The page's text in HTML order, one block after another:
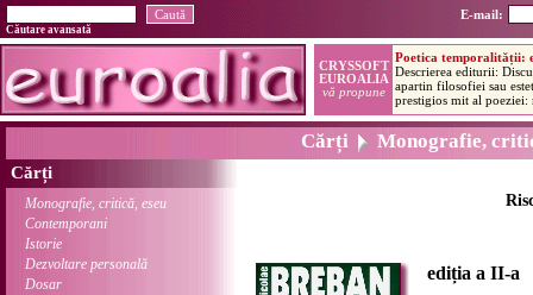
E-mail:
Căutare avansată
Cărți Monografie,
Cărți
Monografie, critică, eseu
Contemporani
Istorie
Dezvoltare personală
Dosar
ediția a II-a